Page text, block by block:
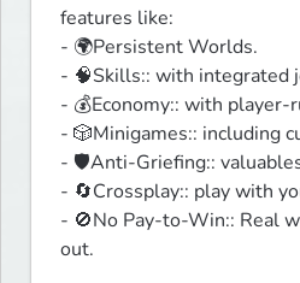
features like:
- 🌍Persistent Worlds.
- 🧠Skills:: with integrated
- 💰Economy:: with player-
- 🎲Minigames:: including
- 🛡️Anti-Griefing::
- 🔄Crossplay:: play with
- 🚫No Pay-to-Win:: Real
out.